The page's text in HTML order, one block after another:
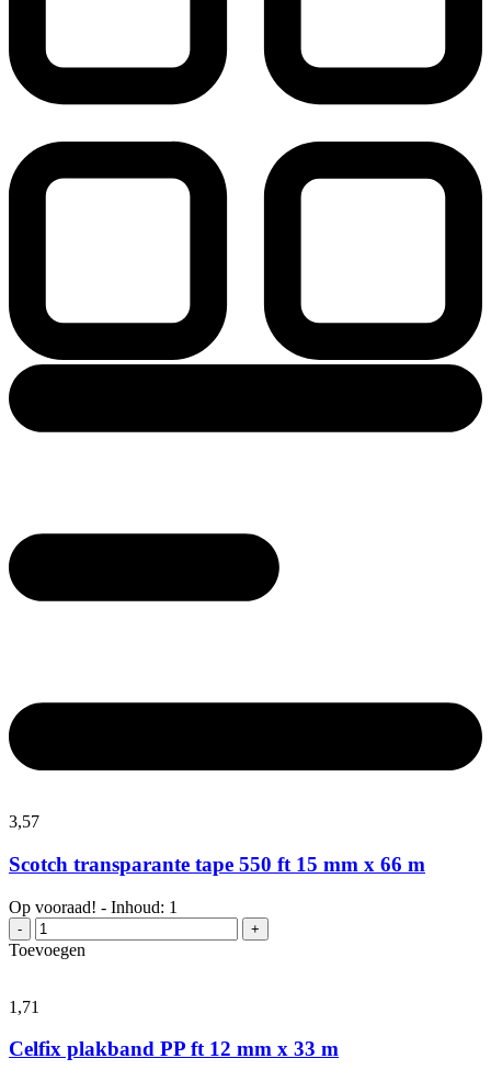
3,57
Scotch transparante tape 550 ft 15 mm x 66 m
Op vooraad! - Inhoud: 1
-
Scotch
transparante
tape
ft
mm
x
+
Toevoegen
1,71
Celfix plakband PP ft 12 mm x 33 m